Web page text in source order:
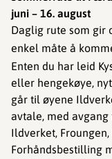
juni – 16. august
Daglig rute som gir
enkel måte å
Enten du har leid
eller hengekøye,
går til øyene
avtale, med avgang
Ildverket,
Forhåndsbestilling